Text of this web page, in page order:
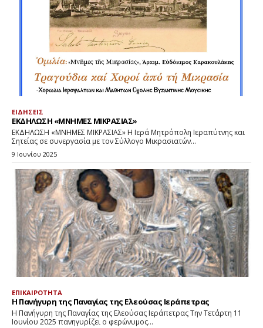
ΕΙΔΗΣΕΙΣ
ΕΚΔΗΛΩΣΗ «ΜΝΗΜΕΣ ΜΙΚΡΑΣΙΑΣ»
ΕΚΔΗΛΩΣΗ «ΜΝΗΜΕΣ ΜΙΚΡΑΣΙΑΣ» Η Ιερά Μητρόπολη Ιεραπύτνης και
Σητείας σε συνεργασία με τον Σύλλογο Μικρασιατών...
9 Ιουνίου 2025
ΕΠΙΚΑΙΡΟΤΗΤΑ
Η Πανήγυρη της Παναγίας της Ελεούσας Ιεράπετρας
Η Πανήγυρη της Παναγίας της Ελεούσας Ιεράπετρας Την Τετάρτη 11
Ιουνίου 2025 πανηγυρίζει ο φερώνυμος...